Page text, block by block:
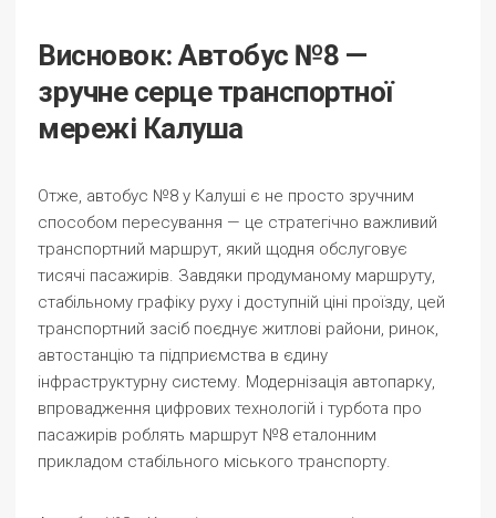
Висновок: Автобус №8 —
зручне серце транспортної
мережі Калуша
Отже, автобус №8 у Калуші є не просто зручним
способом пересування — це стратегічно важливий
транспортний маршрут, який щодня обслуговує
тисячі пасажирів. Завдяки продуманому маршруту,
стабільному графіку руху і доступній ціні проїзду, цей
транспортний засіб поєднує житлові райони, ринок,
автостанцію та підприємства в єдину
інфраструктурну систему. Модернізація автопарку,
впровадження цифрових технологій і турбота про
пасажирів роблять маршрут №8 еталонним
прикладом стабільного міського транспорту.